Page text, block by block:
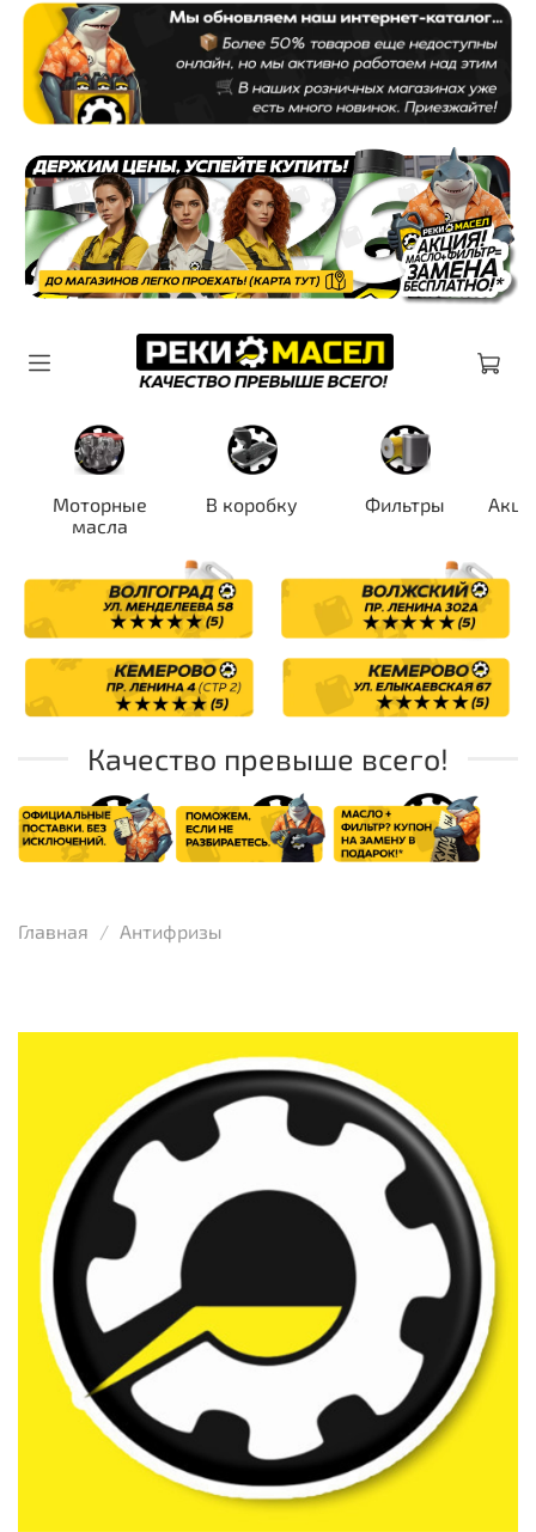
Моторные
масла
В коробку Фильтры
Качество превыше всего!
Главная Антифризы